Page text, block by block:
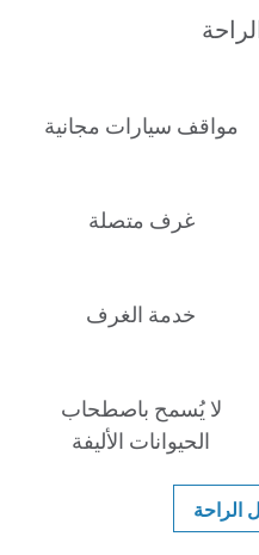
مواقف سيارات مجانية
غرف متصلة
خدمة الغرف
لا يُسمح باصطحاب
الحيوانات الأليفة
الراحة